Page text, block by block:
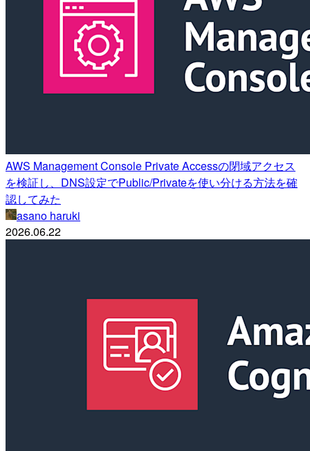
AWS Management Console Private Accessの閉域アクセス
を検証し、DNS設定でPublic/Privateを使い分ける方法を確
認してみた
asano haruki
2026.06.22